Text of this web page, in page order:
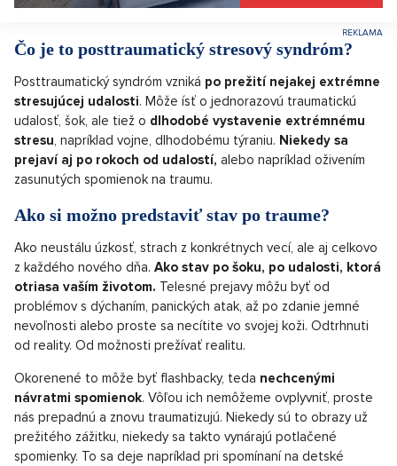
Čo je to posttraumatický stresový syndróm?
Posttraumatický syndróm vzniká po prežití nejakej extrémne
stresujúcej udalosti. Môže ísť o jednorazovú traumatickú
udalosť, šok, ale tiež o dlhodobé vystavenie extrémnému
stresu, napríklad vojne, dlhodobému týraniu. Niekedy sa
prejaví aj po rokoch od udalostí, alebo napríklad oživením
zasunutých spomienok na traumu.
Ako si možno predstaviť stav po traume?
Ako neustálu úzkosť, strach z konkrétnych vecí, ale aj celkovo
z každého nového dňa. Ako stav po šoku, po udalosti, ktorá
otriasa vaším životom. Telesné prejavy môžu byť od
problémov s dýchaním, panických atak, až po zdanie jemné
nevoľnosti alebo proste sa necítite vo svojej koži. Odtrhnuti
od reality. Od možnosti prežívať realitu.
Okorenené to môže byť flashbacky, teda nechcenými
návratmi spomienok. Vôľou ich nemôžeme ovplyvniť, proste
nás prepadnú a znovu traumatizujú. Niekedy sú to obrazy už
prežitého zážitku, niekedy sa takto vynárajú potlačené
spomienky. To sa deje napríklad pri spomínaní na detské